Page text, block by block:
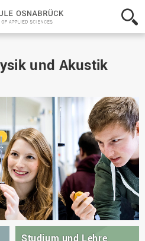
Hochschule
Osnabrück
-
of
Applied
und Akustik
Studium und Lehre